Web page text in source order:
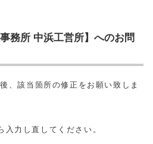
務所 中浜工営所】へのお問
、該当箇所の修正をお願い致しま
力し直してください。